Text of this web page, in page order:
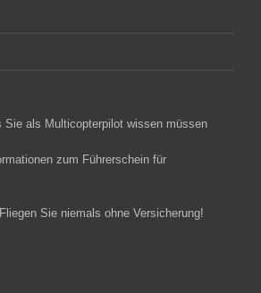
Sie als Multicopterpilot wissen müssen
zum Führerschein für
Sie niemals ohne Versicherung!